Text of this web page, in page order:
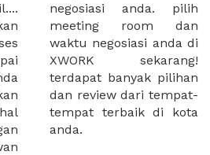
di
anda.